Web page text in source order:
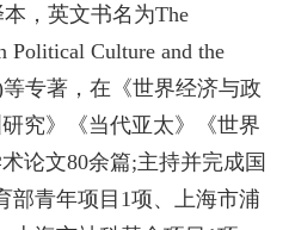
，英文书名为The
Political Culture and the
等专著，在《世界经济与政
究》《当代亚太》《世界
论文80余篇;主持并完成国
部青年项目1项、上海市浦